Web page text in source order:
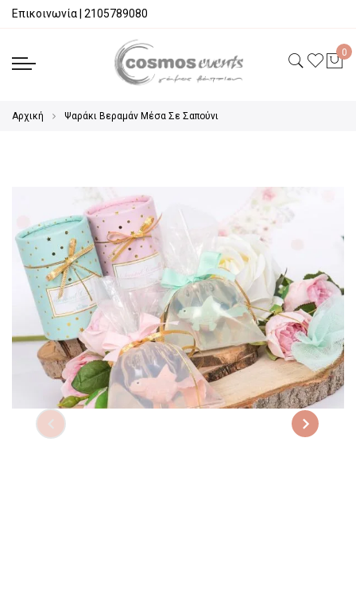
Επικοινωνία 2105789080
Αρχική Ψαράκι Βεραμάν Μέσα Σε Σαπούνι